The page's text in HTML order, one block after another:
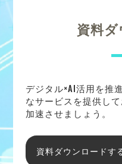
資料
デジタル×AI活用を推
なサービスを提供し
加速させましょう。
資料ダウンロードす